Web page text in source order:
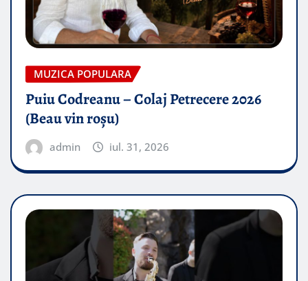
MUZICA POPULARA
Puiu Codreanu – Colaj Petrecere 2026
(Beau vin roșu)
admin iul. 31, 2026